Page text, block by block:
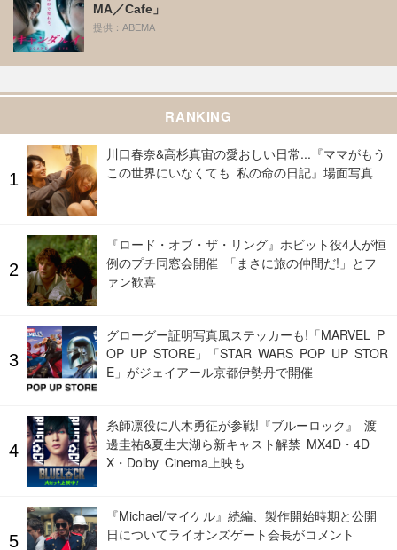
MA／Cafe」
提供：ABEMA
RANKING
川口春奈&高杉真宙の愛おしい日常...『ママがもう
この世界にいなくても 私の命の日記』場面写真
『ロード・オブ・ザ・リング』ホビット役4人が恒
例のプチ同窓会開催 「まさに旅の仲間だ!」とフ
ァン歓喜
グローグー証明写真風ステッカーも!「MARVEL P
OP UP STORE」「STAR WARS POP UP STOR
E」がジェイアール京都伊勢丹で開催
糸師凛役に八木勇征が参戦!『ブルーロック』 渡
邊圭祐&夏生大湖ら新キャスト解禁 MX4D・4D
X・Dolby Cinema上映も
『Michael/マイケル』続編、製作開始時期と公開
日についてライオンズゲート会長がコメント